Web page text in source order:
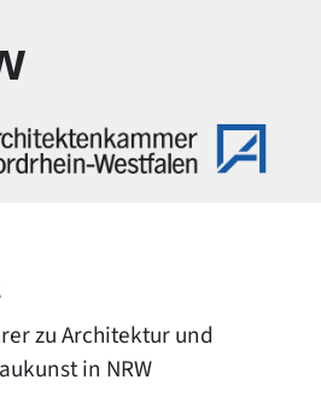
zu Architektur und
in NRW